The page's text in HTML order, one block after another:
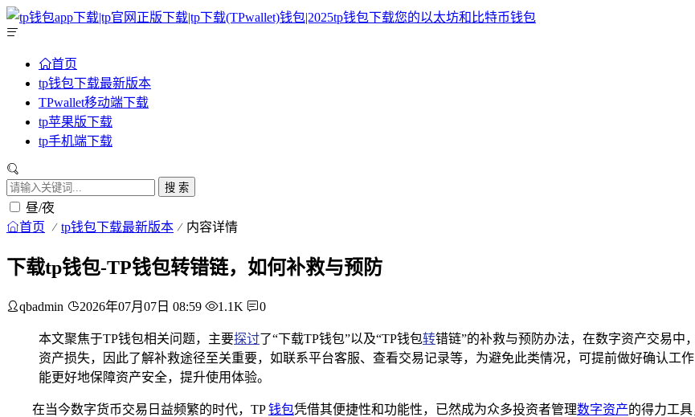
首页
tp钱包下载最新版本
TPwallet移动端下载
tp苹果版下载
tp手机端下载
搜 索
昼/夜
首页 tp钱包下载最新版本 内容详情
下载tp钱包-TP钱包转错链，如何补救与预防
qbadmin 2026年07月07日 08:59 1.1K 0
本文聚焦于TP钱包相关问题，主要探讨了“下载TP钱包”以及“TP钱包转错链”的补救与预防办法，在数字资产交易中
资产损失，因此了解补救途径至关重要，如联系平台客服、查看交易记录等，为避免此类情况，可提前做好确认工
能更好地保障资产安全，提升使用体验。
在当今数字货币交易日益频繁的时代，TP钱包凭借其便捷性和功能性，已然成为众多投资者管理数字资产的得力工